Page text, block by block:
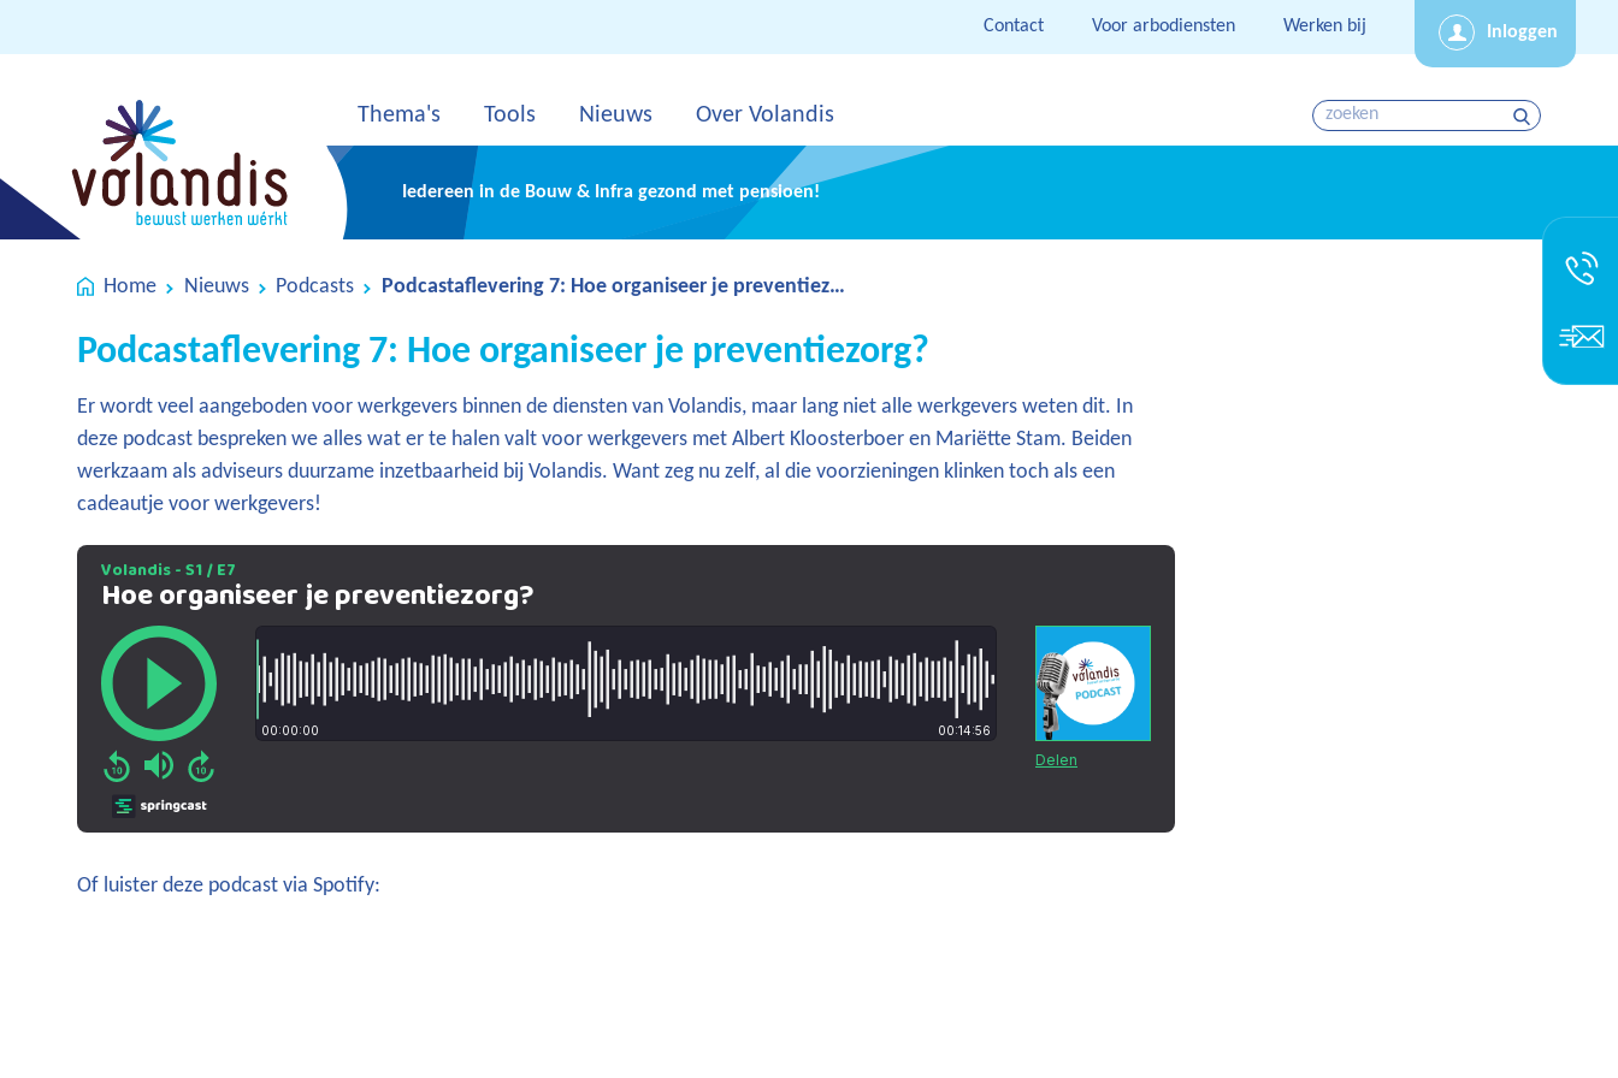
Contact Voor arbodiensten Werken bij Inloggen
Thema's Tools Nieuws Over Volandis
Iedereen in de Bouw & Infra gezond met pensioen!
Home Nieuws Podcasts Podcastaflevering 7: Hoe organiseer je preventiezorg?
Podcastaflevering 7: Hoe organiseer je preventiezorg?
Er wordt veel aangeboden voor werkgevers binnen de diensten van Volandis, maar lang niet alle werkgevers weten dit. In
deze podcast bespreken we alles wat er te halen valt voor werkgevers met Albert Kloosterboer en Mariëtte Stam. Beiden
werkzaam als adviseurs duurzame inzetbaarheid bij Volandis. Want zeg nu zelf, al die voorzieningen klinken toch als een
cadeautje voor werkgevers!
Of luister deze podcast via Spotify: